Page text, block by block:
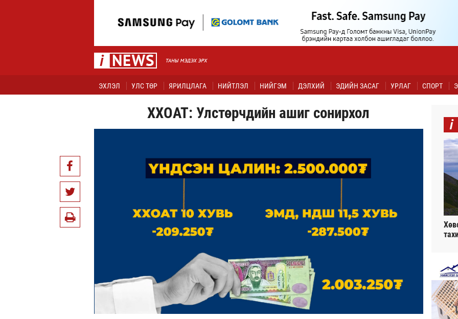
ЭХЛЭЛ УЛС ТӨР ЯРИЛЦЛАГА НИЙТЛЭЛ НИЙГЭМ ДЭЛХИЙ ЭДИЙН ЗАСАГ УРЛАГ СПОРТ
ХХОАТ: Улстөрчдийн ашиг сонирхол
i